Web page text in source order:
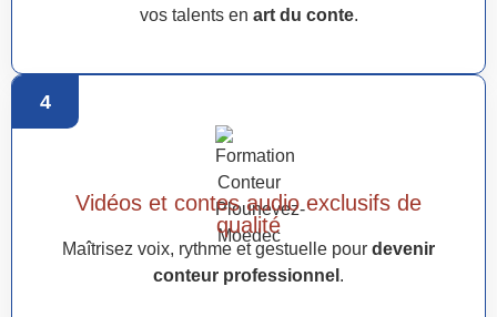
vos talents en art du conte.
4
Vidéos et contes audio exclusifs de
qualité
Maîtrisez voix, rythme et gestuelle pour devenir
conteur professionnel .